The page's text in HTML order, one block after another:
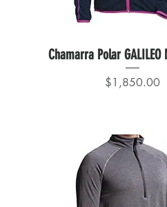
Chamarra Polar
Precio
$1,850.00